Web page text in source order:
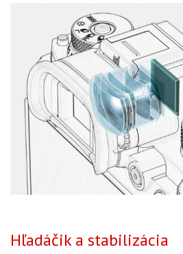
Hľadáčik a stabilizácia